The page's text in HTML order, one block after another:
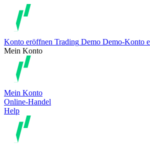
Konto eröffnen Trading Demo Demo-Konto
Mein Konto
Mein Konto
Online-Handel
Help